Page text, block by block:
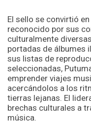
El sello se convirtió
reconocido por sus
culturalmente
portadas de álbumes
sus listas de
seleccionadas,
emprender viajes
acercándolos a los
tierras lejanas. El
brechas culturales a
música.